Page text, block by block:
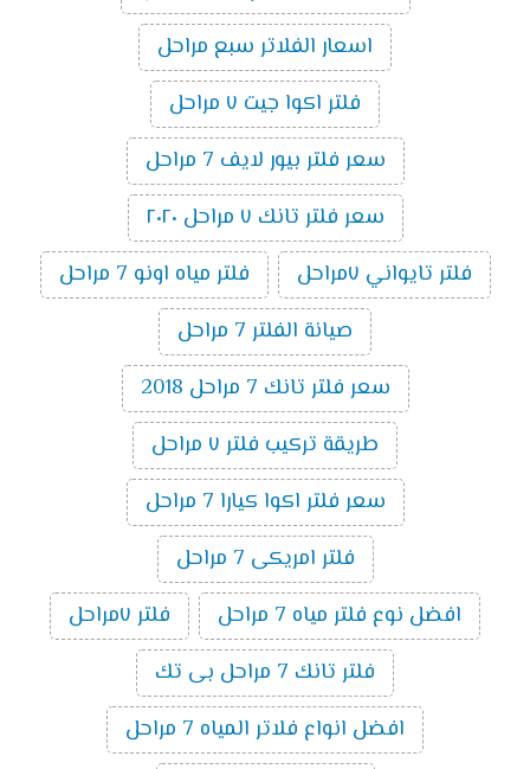
اسعار الفلاتر سبع مراحل
فلتر اكوا جيت ٧ مراحل
سعر فلتر بيور لايف 7 مراحل
سعر فلتر تانك ٧ مراحل ٢٠٢٠
فلتر تايواني ٧مراحل
فلتر مياه اونو 7 مراحل
صيانة الفلتر 7 مراحل
سعر فلتر تانك 7 مراحل 2018
طريقة تركيب فلتر ٧ مراحل
سعر فلتر اكوا كيارا 7 مراحل
فلتر امريكى 7 مراحل
افضل نوع فلتر مياه 7 مراحل
فلتر ٧مراحل
فلتر تانك 7 مراحل بى تك
افضل انواع فلاتر المياه 7 مراحل